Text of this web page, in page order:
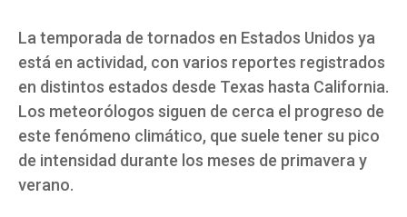
La temporada de tornados en Estados Unidos ya
está en actividad, con varios reportes registrados
en distintos estados desde Texas hasta California.
Los meteorólogos siguen de cerca el progreso de
este fenómeno climático, que suele tener su pico
de intensidad durante los meses de primavera y
verano.